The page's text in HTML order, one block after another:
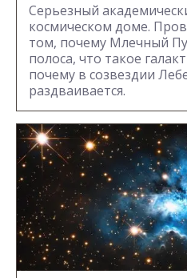
Серьезный
космическом доме.
том, почему Млечный
полоса, что такое
почему в созвездии
раздваивается.